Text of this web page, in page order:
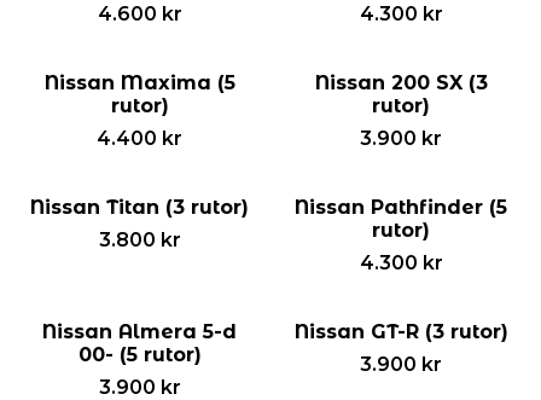
4.600 kr
4.300 kr
Nissan Maxima (5
rutor)
4.400 kr
Nissan 200 SX (3
rutor)
3.900 kr
Nissan Titan (3 rutor)
3.800 kr
Nissan Pathfinder (5
rutor)
4.300 kr
Nissan Almera 5-d
00- (5 rutor)
3.900 kr
Nissan GT-R (3 rutor)
3.900 kr